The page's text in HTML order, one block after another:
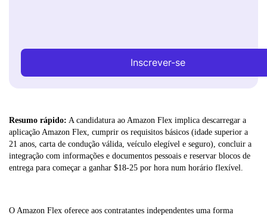
Inscrever-se
Resumo rápido: A candidatura ao Amazon Flex implica descarregar a
aplicação Amazon Flex, cumprir os requisitos básicos (idade superior a
21 anos, carta de condução válida, veículo elegível e seguro), concluir a
integração com informações e documentos pessoais e reservar blocos de
entrega para começar a ganhar $18-25 por hora num horário flexível.
O Amazon Flex oferece aos contratantes independentes uma forma